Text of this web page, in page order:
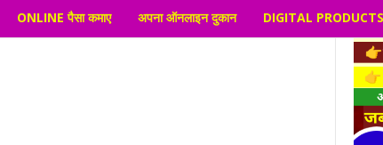
ONLINE पैसा कमाए अपना ऑनलाइन दुकान DIGITAL